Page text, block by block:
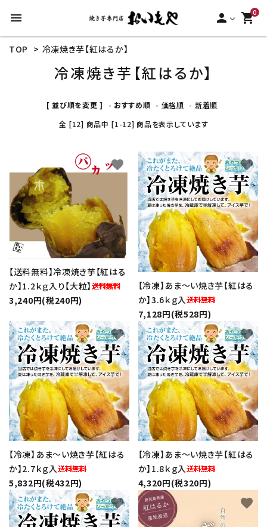
menu person 0
shopping_cart
ACCOUNT MENU
ようこそ ゲスト 様
カテゴリーから探す
冷凍焼き芋【安納芋】
冷凍焼き芋【紅はるか】
生さつまいも
紅はるか（冷蔵）
芋かりんとう・芋けんぴ
プライバシーポリシー
特定商取引法について
お問い合わせ
TOP > 冷凍焼き芋【紅はるか】
冷凍焼き芋【紅はるか】
[ 並び順を変更 ] - おすすめ順 - 価格順 - 新着順
全 [12] 商品中 [1-12] 商品を表示しています
【送料無料】冷凍焼き芋【紅はる
か】1.2ｋｇ入り【大粒】
3,240円(税240円)
favorite
【冷凍】あま～い焼き芋【紅はる
か】3.6ｋｇ入
7,128円(税528円)
favorite
【冷凍】あま～い焼き芋【紅はる
か】2.7ｋｇ入
5,832円(税432円)
favorite
【冷凍】あま～い焼き芋【紅はる
か】1.8ｋｇ入
4,320円(税320円)
favorite
favorite favorite